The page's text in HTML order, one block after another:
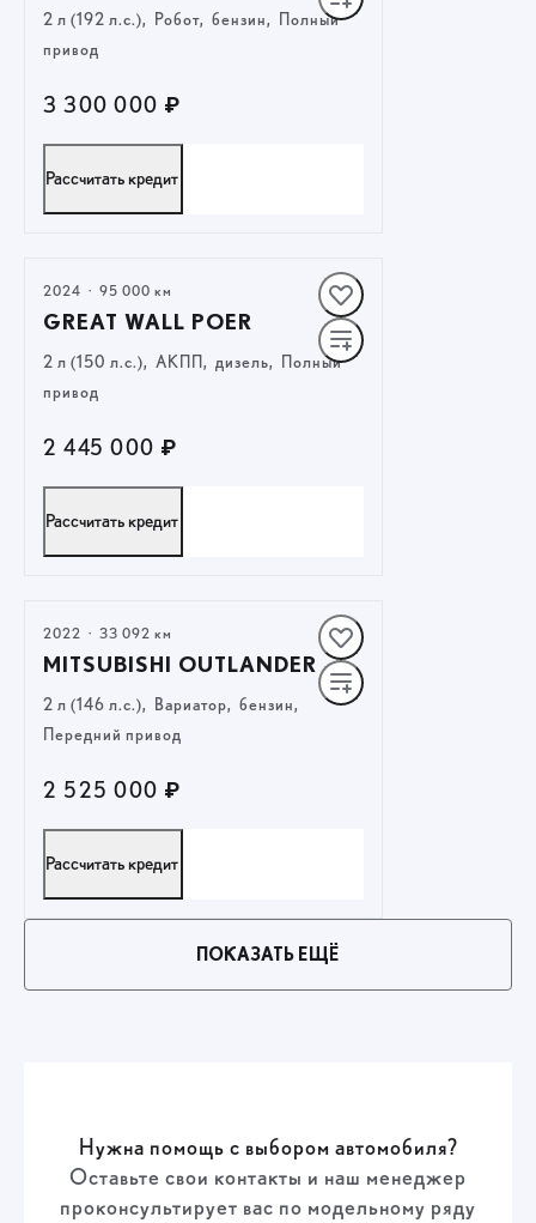
2 л (192 л.с.), Робот, бензин, Полный
привод
3 300 000 ₽
Рассчитать кредит
2024 · 95 000 км
GREAT WALL POER
2 л (150 л.с.), АКПП, дизель, Полный
привод
2 445 000 ₽
Рассчитать кредит
2022 · 33 092 км
MITSUBISHI OUTLANDER
2 л (146 л.с.), Вариатор, бензин,
Передний привод
2 525 000 ₽
Рассчитать кредит
ПОКАЗАТЬ ЕЩЁ
Нужна помощь с выбором автомобиля?
Оставьте свои контакты и наш менеджер
проконсультирует вас по модельному ряду